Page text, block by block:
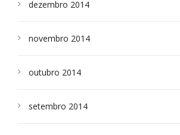
dezembro 2014
novembro 2014
outubro 2014
setembro 2014